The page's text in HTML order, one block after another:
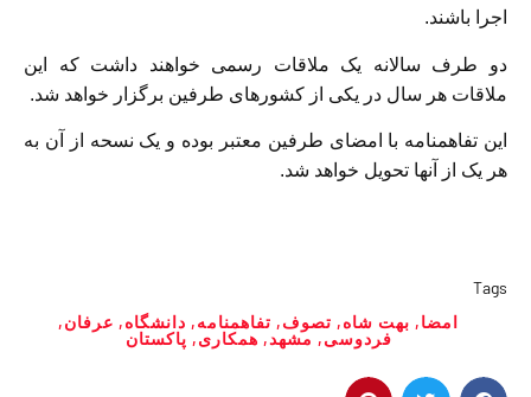
اجرا باشند.
دو طرف سالانه یک ملاقات رسمی خواهند داشت که این
ملاقات هر سال در یکی از کشورهای طرفین برگزار خواهد شد.
این تفاهمنامه با امضای طرفین معتبر بوده و یک نسحه از آن به
هر یک از آنها تحویل خواهد شد.
Tags
امضا, بهت شاه, تصوف, تفاهمنامه, دانشگاه, عرفان,
فردوسی, مشهد, همکاری, پاکستان